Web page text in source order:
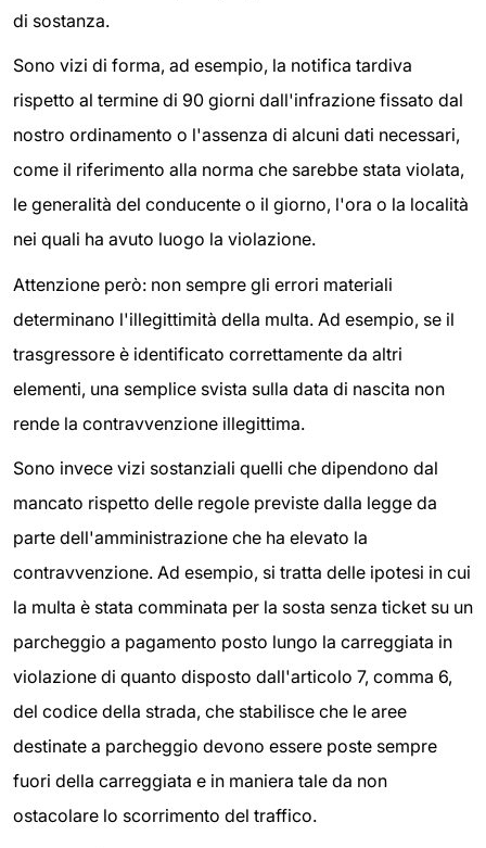
di sostanza.
Sono vizi di forma, ad esempio, la notifica tardiva
rispetto al termine di 90 giorni dall'infrazione fissato dal
nostro ordinamento o l'assenza di alcuni dati necessari,
come il riferimento alla norma che sarebbe stata violata,
le generalità del conducente o il giorno, l'ora o la località
nei quali ha avuto luogo la violazione.
Attenzione però: non sempre gli errori materiali
determinano l'illegittimità della multa. Ad esempio, se il
trasgressore è identificato correttamente da altri
elementi, una semplice svista sulla data di nascita non
rende la contravvenzione illegittima.
Sono invece vizi sostanziali quelli che dipendono dal
mancato rispetto delle regole previste dalla legge da
parte dell'amministrazione che ha elevato la
contravvenzione. Ad esempio, si tratta delle ipotesi in cui
la multa è stata comminata per la sosta senza ticket su un
parcheggio a pagamento posto lungo la carreggiata in
violazione di quanto disposto dall'articolo 7, comma 6,
del codice della strada, che stabilisce che le aree
destinate a parcheggio devono essere poste sempre
fuori della carreggiata e in maniera tale da non
ostacolare lo scorrimento del traffico.